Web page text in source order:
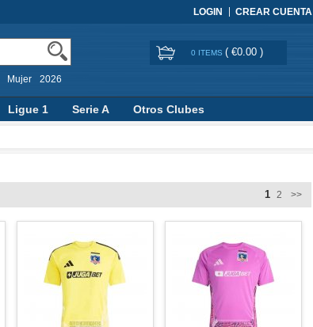
LOGIN CREAR CUENTA
Mujer 2026
0 ITEMS ( €0.00 )
Ligue 1 Serie A Otros Clubes
1 2 >>